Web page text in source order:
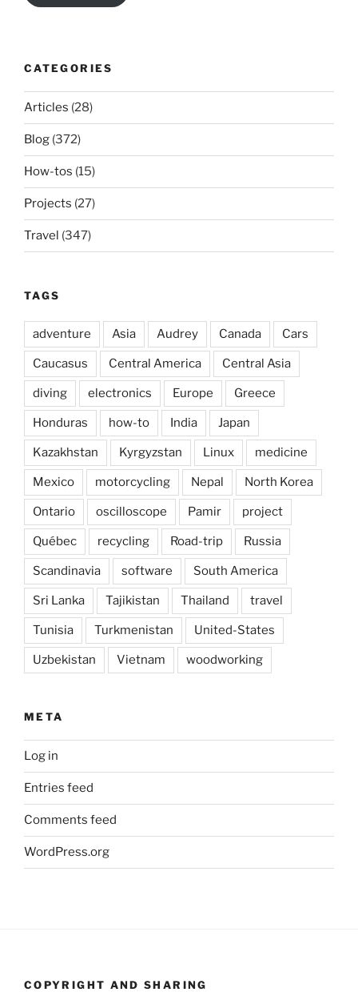
CATEGORIES
Articles (28)
Blog (372)
How-tos (15)
Projects (27)
Travel (347)
TAGS
adventure Asia Audrey Canada Cars
Caucasus Central America Central Asia
diving electronics Europe Greece
Honduras how-to India Japan
Kazakhstan Kyrgyzstan Linux medicine
Mexico motorcycling Nepal North Korea
Ontario oscilloscope Pamir project
Québec recycling Road-trip Russia
Scandinavia software South America
Sri Lanka Tajikistan Thailand travel
Tunisia Turkmenistan United-States
Uzbekistan Vietnam woodworking
META
Log in
Entries feed
Comments feed
WordPress.org
COPYRIGHT AND SHARING